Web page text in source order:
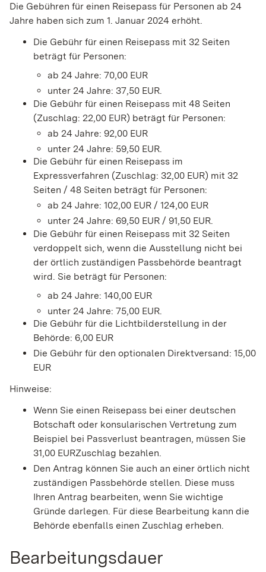
Die Gebühren für einen Reisepass für Personen ab 24
Jahre haben sich zum 1. Januar 2024 erhöht.
Die Gebühr für einen Reisepass mit 32 Seiten
beträgt für Personen:
ab 24 Jahre: 70,00 EUR
unter 24 Jahre: 37,50 EUR.
Die Gebühr für einen Reisepass mit 48 Seiten
(Zuschlag: 22,00 EUR) beträgt für Personen:
ab 24 Jahre: 92,00 EUR
unter 24 Jahre: 59,50 EUR.
Die Gebühr für einen Reisepass im
Expressverfahren (Zuschlag: 32,00 EUR) mit 32
Seiten / 48 Seiten beträgt für Personen:
ab 24 Jahre: 102,00 EUR / 124,00 EUR
unter 24 Jahre: 69,50 EUR / 91,50 EUR.
Die Gebühr für einen Reisepass mit 32 Seiten
verdoppelt sich, wenn die Ausstellung nicht bei
der örtlich zuständigen Passbehörde beantragt
wird. Sie beträgt für Personen:
ab 24 Jahre: 140,00 EUR
unter 24 Jahre: 75,00 EUR.
Die Gebühr für die Lichtbilderstellung in der
Behörde: 6,00 EUR
Die Gebühr für den optionalen Direktversand: 15,00
EUR
Hinweise:
Wenn Sie einen Reisepass bei einer deutschen
Botschaft oder konsularischen Vertretung zum
Beispiel bei Passverlust beantragen, müssen Sie
31,00 EURZuschlag bezahlen.
Den Antrag können Sie auch an einer örtlich nicht
zuständigen Passbehörde stellen. Diese muss
Ihren Antrag bearbeiten, wenn Sie wichtige
Gründe darlegen. Für diese Bearbeitung kann die
Behörde ebenfalls einen Zuschlag erheben.
Bearbeitungsdauer